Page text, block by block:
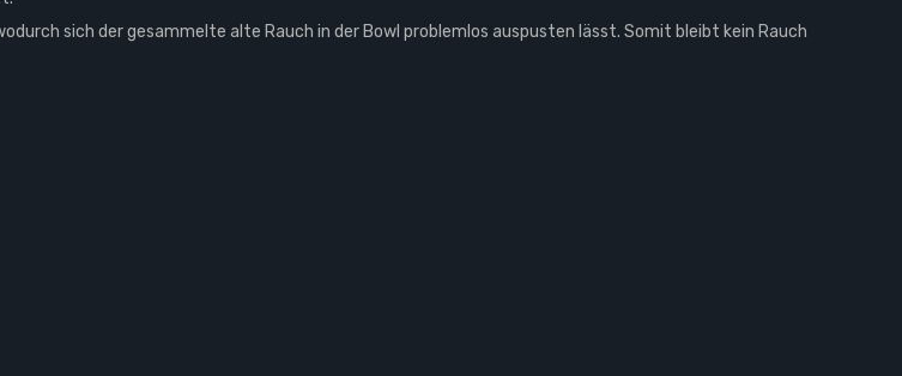
sich der gesammelte alte Rauch in der Bowl problemlos auspusten lässt. Somit bleibt kein Rauch